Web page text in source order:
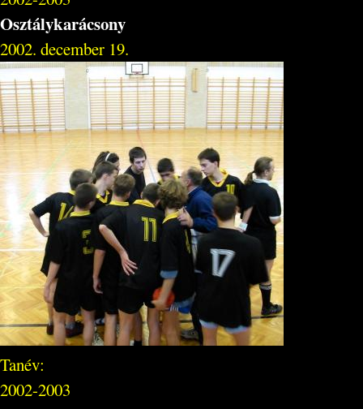
Osztálykarácsony
2002. december 19.
Tanév:
2002-2003